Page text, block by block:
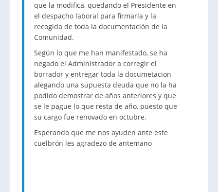
que la modifica, quedando el Presidente en
el despacho laboral para firmarla y la
recogida de toda la documentación de la
Comunidad.
Según lo que me han manifestado, se ha
negado el Administrador a corregir el
borrador y entregar toda la documetacion
alegando una supuesta deuda que no la ha
podido demostrar de años anteriores y que
se le pague lo que resta de año, puesto que
su cargo fue renovado en octubre.
Esperando que me nos ayuden ante este
cuelbrón les agradezo de antemano